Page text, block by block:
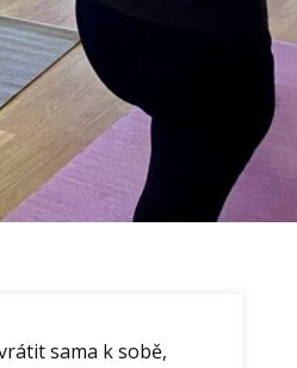
sama k sobě,